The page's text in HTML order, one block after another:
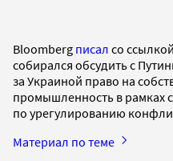
Bloomberg писал со
собирался обсудить с
за Украиной право на
промышленность в рамках
по урегулированию
Материал по теме